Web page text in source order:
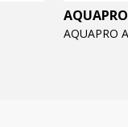
AQUAPRO